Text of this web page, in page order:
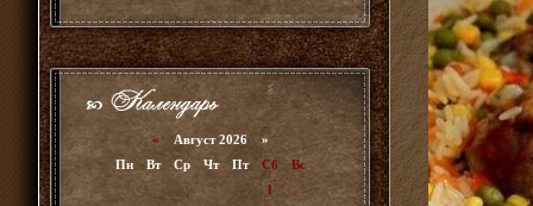
« Август 2026 »
Пн
Вт Ср Чт Пт Сб
Вс
1
2